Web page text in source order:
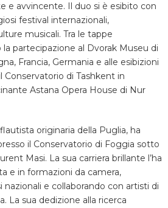
e avvincente. Il duo si è esibito con
festival internazionali,
musicali. Tra le tappe
partecipazione al Dvorak Museu di
Francia, Germania e alle esibizioni
Conservatorio di Tashkent in
Astana Opera House di Nur
originaria della Puglia, ha
il Conservatorio di Foggia sotto
Masi. La sua carriera brillante l’ha
e in formazioni da camera,
e collaborando con artisti di
La sua dedizione alla ricerca